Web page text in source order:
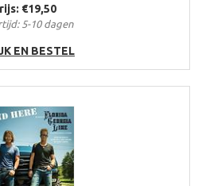
€19,50
5-10 dagen
EN BESTEL